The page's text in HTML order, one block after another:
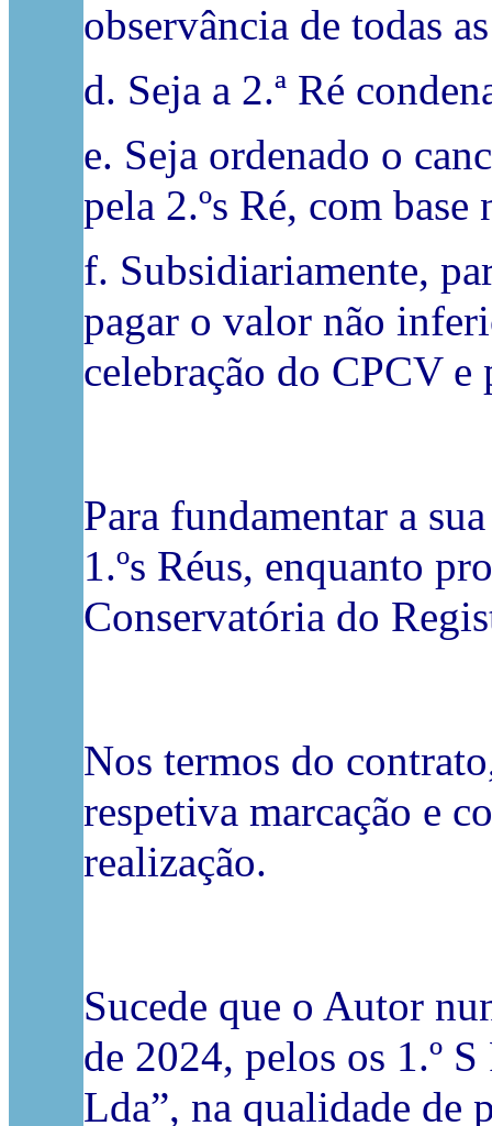
observância de todas
d. Seja a 2.ª Ré
e. Seja ordenado o
pela 2.ºs Ré, com
f. Subsidiariamente,
pagar o valor não
celebração do CPCV
Para fundamentar a
1.ºs Réus, enquanto
Conservatória do
Nos termos do
respetiva marcação e
realização.
Sucede que o Autor
de 2024, pelos os 1.º
Lda”, na qualidade de